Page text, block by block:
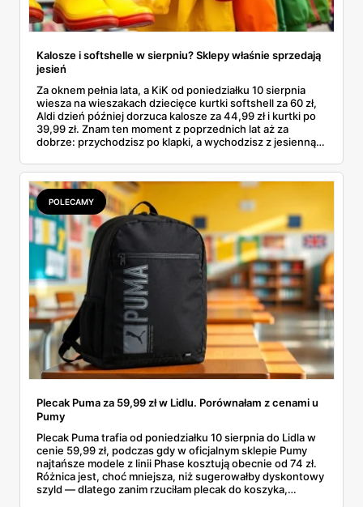
Kalosze i softshelle w sierpniu? Sklepy właśnie sprzedają
jesień
Za oknem pełnia lata, a KiK od poniedziałku 10 sierpnia
wiesza na wieszakach dziecięce kurtki softshell za 60 zł,
Aldi dzień później dorzuca kalosze za 44,99 zł i kurtki po
39,99 zł. Znam ten moment z poprzednich lat aż za
dobrze: przychodzisz po klapki, a wychodzisz z jesienną
pojawi się w gazetkach w przyszłym tygodniu i czy jest
sens kupować jesień, zanim skończą się wakacje.
POLECAMY
Plecak Puma za 59,99 zł w Lidlu. Porównałam z cenami u
Pumy
Plecak Puma trafia od poniedziałku 10 sierpnia do Lidla w
cenie 59,99 zł, podczas gdy w oficjalnym sklepie Pumy
najtańsze modele z linii Phase kosztują obecnie od 74 zł.
Różnica jest, choć mniejsza, niż sugerowałby dyskontowy
szyld — dlatego zanim rzuciłam plecak do koszyka,